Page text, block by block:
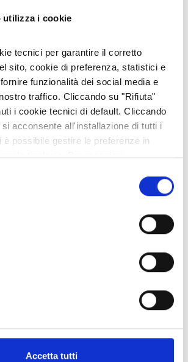
utilizza i cookie
tecnici per garantire il corretto
sito, cookie di preferenza, statistici e
funzionalità dei social media e
traffico. Cliccando su "Rifiuta"
i cookie tecnici di default. Cliccando
acconsente all'installazione di tutti i
è possibile gestire le preferenze in
tipologie. Per maggiori
Accetta tutti
TwitterLinkedIn
EmailShare
E CELEBRA LA FEDELTÀ ASSOCIATIVA
INTRODOTTO PER L'ALIMENTAZIONE DEI BACHI DA
2026